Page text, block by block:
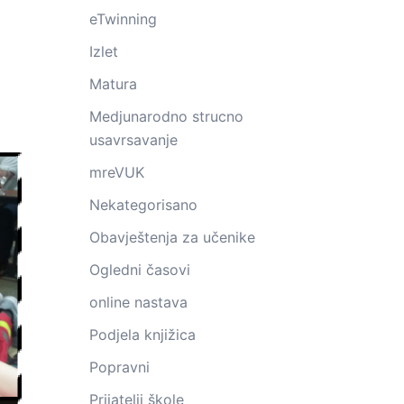
eTwinning
Izlet
Matura
Medjunarodno strucno
usavrsavanje
mreVUK
Nekategorisano
Obavještenja za učenike
Ogledni časovi
online nastava
Podjela knjižica
Popravni
Prijatelji škole